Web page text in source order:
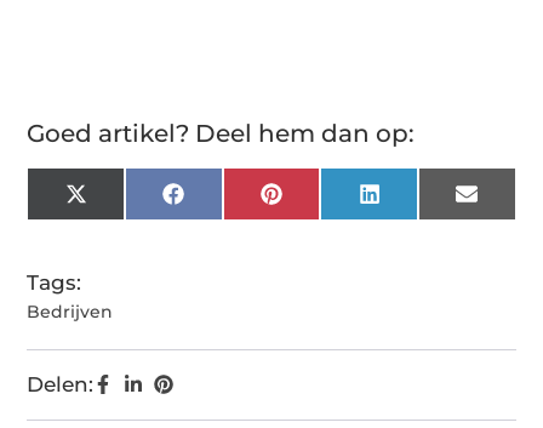
Goed artikel? Deel hem dan op:
X
(Twitter)
FacebookPinterest LinkedIn Email
Tags:
Bedrijven
Delen: